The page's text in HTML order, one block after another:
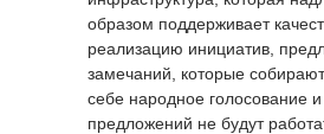
образом поддерживает
реализацию инициатив,
замечаний, которые
себе народное голосование
предложений не будут